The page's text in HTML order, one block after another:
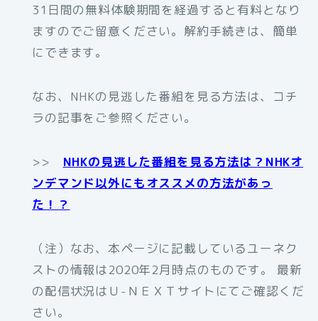
31日間の無料体験期間を経過すると有料となり
ますのでご留意ください。解約手続きは、簡単
にできます。
なお、NHKの見逃した番組を見る方法は、コチ
ラの記事をご参照ください。
>> NHKの見逃した番組を見る方法は？NHKオ
ンデマンド以外にもオススメの方法があっ
た！？
（注）なお、本ページに記載しているユーネク
ストの情報は2020年2月時点のものです。 最新
の配信状況はＵ-ＮＥＸＴサイトにてご確認くだ
さい。